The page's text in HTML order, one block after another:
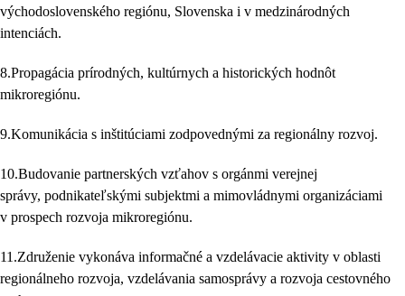
východoslovenského regiónu, Slovenska i v medzinárodných
intenciách.
8.Propagácia prírodných, kultúrnych a historických hodnôt
mikroregiónu.
9.Komunikácia s inštitúciami zodpovednými za regionálny rozvoj.
10.Budovanie partnerských vzťahov s orgánmi verejnej
správy, podnikateľskými subjektmi a mimovládnymi organizáciami
v prospech rozvoja mikroregiónu.
11.Združenie vykonáva informačné a vzdelávacie aktivity v oblasti
regionálneho rozvoja, vzdelávania samosprávy a rozvoja cestovného